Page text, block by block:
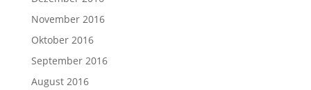
November 2016
Oktober 2016
September 2016
August 2016